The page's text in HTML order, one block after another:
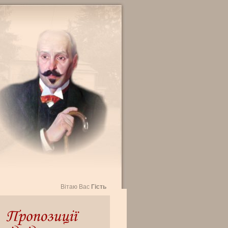
Вітаю Вас Гість